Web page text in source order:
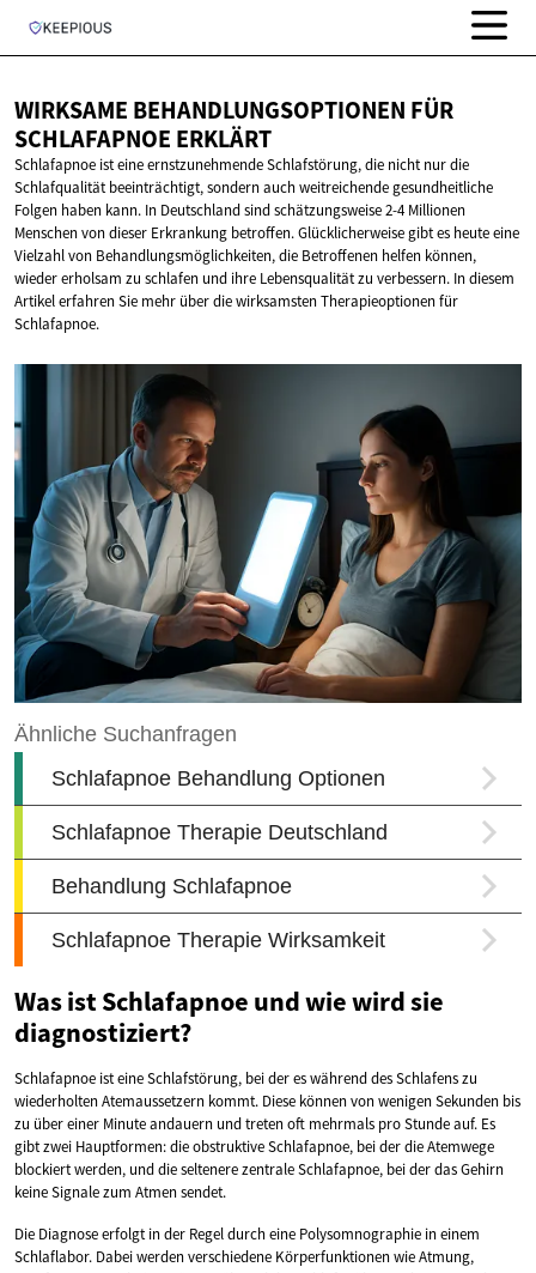
WIRKSAME BEHANDLUNGSOPTIONEN FÜR
SCHLAFAPNOE ERKLÄRT
Schlafapnoe ist eine ernstzunehmende Schlafstörung, die nicht nur die
Schlafqualität beeinträchtigt, sondern auch weitreichende gesundheitliche
Folgen haben kann. In Deutschland sind schätzungsweise 2-4 Millionen
Menschen von dieser Erkrankung betroffen. Glücklicherweise gibt es heute eine
Vielzahl von Behandlungsmöglichkeiten, die Betroffenen helfen können,
wieder erholsam zu schlafen und ihre Lebensqualität zu verbessern. In diesem
Artikel erfahren Sie mehr über die wirksamsten Therapieoptionen für
Schlafapnoe.
Was ist Schlafapnoe und wie wird sie
diagnostiziert?
Schlafapnoe ist eine Schlafstörung, bei der es während des Schlafens zu
wiederholten Atemaussetzern kommt. Diese können von wenigen Sekunden bis
zu über einer Minute andauern und treten oft mehrmals pro Stunde auf. Es
gibt zwei Hauptformen: die obstruktive Schlafapnoe, bei der die Atemwege
blockiert werden, und die seltenere zentrale Schlafapnoe, bei der das Gehirn
keine Signale zum Atmen sendet.
Die Diagnose erfolgt in der Regel durch eine Polysomnographie in einem
Schlaflabor. Dabei werden verschiedene Körperfunktionen wie Atmung,